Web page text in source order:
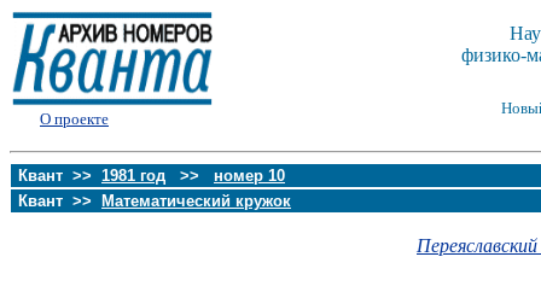
О проекте
физико-
Квант >> 1981 год >> номер 10
Квант >>
Математический кружок